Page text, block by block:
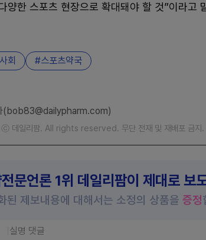
양한 스포츠 현장으로 확대돼야 할 것”이라고
회 스포츠약국
(bob83@dailypharm.com)
데일리팜. All rights reserved. 무단 전재 및 재배포 금지.
문언론 1위 데일리팜이 제대로 보
된 제보내용에 대해서는 소정의 상품을 증정
실명 댓글